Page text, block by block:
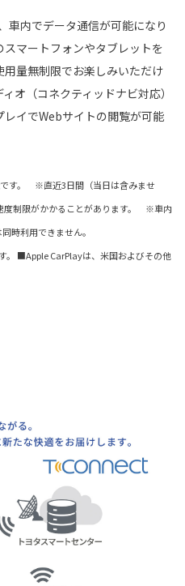
車内でデータ通信が可能になり
マートフォンやタブレットを
量無制限でお楽しみいただけ
オ（コネクティッドナビ対応）
イでWebサイトの閲覧が可能
す。 ※直近3日間（当日は含みませ
度制限がかかることがあります。 ※車内
時利用できません。
■Apple CarPlayは、米国およびその他